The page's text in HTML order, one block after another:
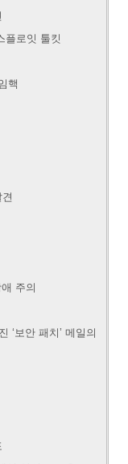
플로잇 툴킷
핵
주의
‘보안 패치’ 메일의